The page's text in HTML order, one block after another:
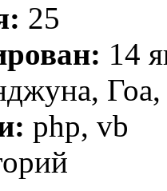
25
14
php, vb